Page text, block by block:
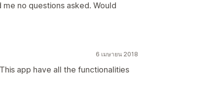
no questions asked. Would
6 เมษายน 2018
app have all the functionalities